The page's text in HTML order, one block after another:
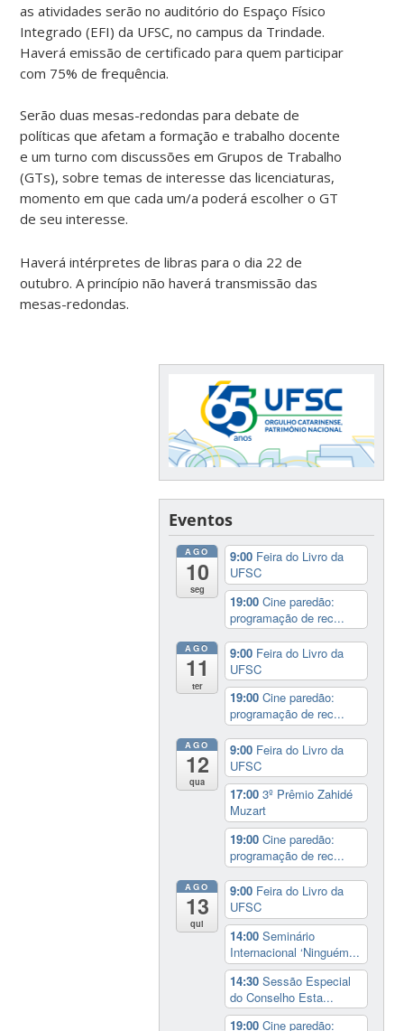
as atividades serão no auditório do Espaço Físico
Integrado (EFI) da UFSC, no campus da Trindade.
Haverá emissão de certificado para quem participar
com 75% de frequência.
Serão duas mesas-redondas para debate de
políticas que afetam a formação e trabalho docente
e um turno com discussões em Grupos de Trabalho
(GTs), sobre temas de interesse das licenciaturas,
momento em que cada um/a poderá escolher o GT
de seu interesse.
Haverá intérpretes de libras para o dia 22 de
outubro. A princípio não haverá transmissão das
mesas-redondas.
Eventos
AGO
10
seg
9:00 Feira do Livro da
UFSC
19:00Cine paredão:
programação de rec...
AGO
11
ter
9:00 Feira do Livro da
UFSC
19:00Cine paredão:
programação de rec...
AGO
12
qua
9:00 Feira do Livro da
UFSC
17:003º Prêmio Zahidé
Muzart
19:00Cine paredão:
programação de rec...
AGO
13
qui
9:00 Feira do Livro da
UFSC
14:00Seminário
Internacional ‘Ninguém...
14:30Sessão Especial
do Conselho Esta...
19:00Cine paredão: